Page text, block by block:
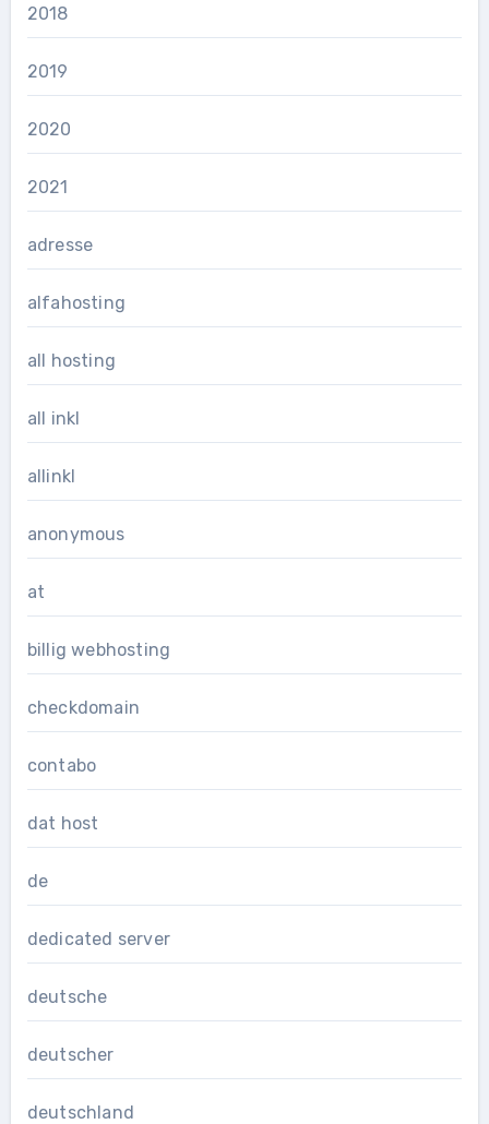
2018
2019
2020
2021
adresse
alfahosting
all hosting
all inkl
allinkl
anonymous
at
billig webhosting
checkdomain
contabo
dat host
de
dedicated server
deutsche
deutscher
deutschland